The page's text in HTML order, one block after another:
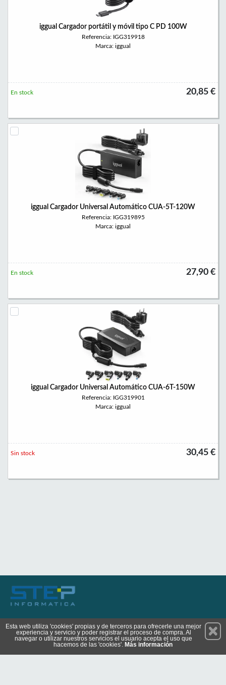
iggual Cargador portátil y móvil tipo C PD 100W
Referencia: IGG319918
Marca: iggual
20,85 €
En stock
iggual Cargador Universal Automático CUA-5T-120W
Referencia: IGG319895
Marca: iggual
27,90 €
En stock
iggual Cargador Universal Automático CUA-6T-150W
Referencia: IGG319901
Marca: iggual
30,45 €
Sin stock
Suscríbete
Esta web utiliza 'cookies' propias y de terceros para ofrecerle una mejor
experiencia y servicio y poder registrar el proceso de compra. Al
navegar o utilizar nuestros servicios el usuario acepta el uso que
hacemos de las 'cookies'. Más información